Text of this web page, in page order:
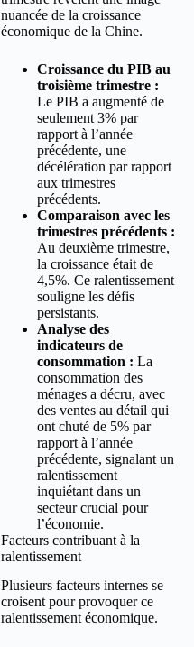
nuancée de la croissance
économique de la Chine.
Croissance du PIB au
troisième trimestre :
Le PIB a augmenté de
seulement 3% par
rapport à l’année
précédente, une
décélération par rapport
aux trimestres
précédents.
Comparaison avec les
trimestres précédents :
Au deuxième trimestre,
la croissance était de
4,5%. Ce ralentissement
souligne les défis
persistants.
Analyse des
indicateurs de
consommation : La
consommation des
ménages a décru, avec
des ventes au détail qui
ont chuté de 5% par
rapport à l’année
précédente, signalant un
ralentissement
inquiétant dans un
secteur crucial pour
l’économie.
Facteurs contribuant à la
ralentissement
Plusieurs facteurs internes se
croisent pour provoquer ce
ralentissement économique.